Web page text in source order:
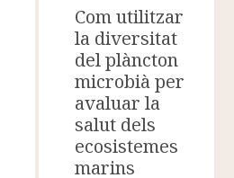
Com utilitzar
la diversitat
del plàncton
microbià per
avaluar la
salut dels
ecosistemes
marins